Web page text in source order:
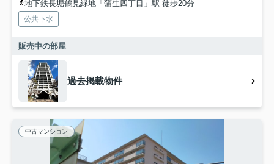
地下鉄長堀鶴見緑地「蒲生四丁目」駅 徒歩20分
公共下水
販売中の部屋
過去掲載物件
中古マンション